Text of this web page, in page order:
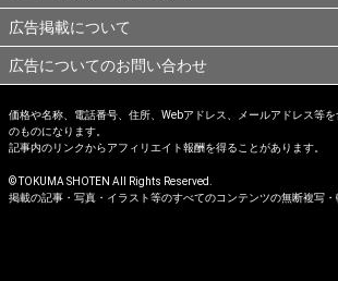
広告掲載について
広告についてのお問い合わせ
価格や名称、電話番号、住所、Webアドレス、メールアドレス等
のものになります。
記事内のリンクからアフィリエイト報酬を得ることがあります。
© TOKUMA SHOTEN All Rights Reserved.
掲載の記事・写真・イラスト等のすべてのコンテンツの無断複写・